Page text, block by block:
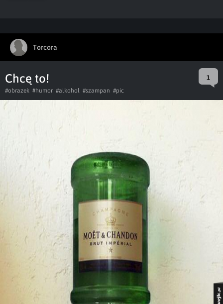
Torcora
Chcę to! 1
#obrazek #humor #alkohol #szampan #pic